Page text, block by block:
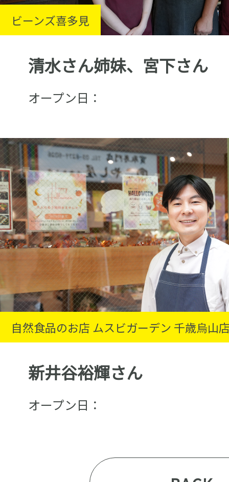
ビーンズ喜多見
清水さん姉妹、宮下さん
オープン日：
自然食品のお店 ムスビガーデン 千歳烏山
新井谷裕輝さん
オープン日：